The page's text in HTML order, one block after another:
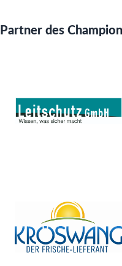
Partner des